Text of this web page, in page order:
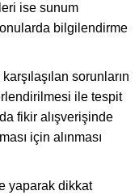
ise sunum
bilgilendirme
sorunların
ile tespit
fikir alışverişinde
için alınması
yaparak dikkat